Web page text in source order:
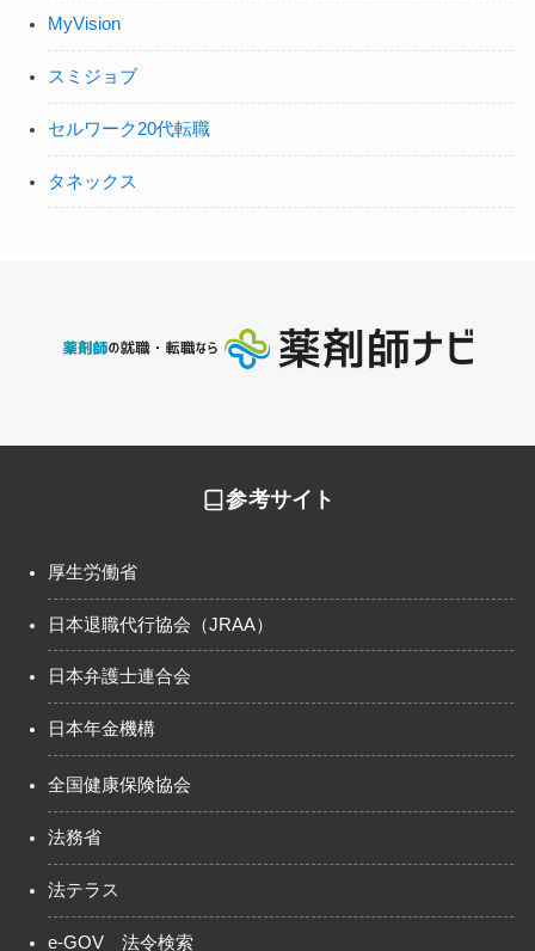
MyVision
スミジョブ
セルワーク20代転職
タネックス
参考サイト
厚生労働省
日本退職代行協会（JRAA）
日本弁護士連合会
日本年金機構
全国健康保険協会
法務省
法テラス
e-GOV 法令検索